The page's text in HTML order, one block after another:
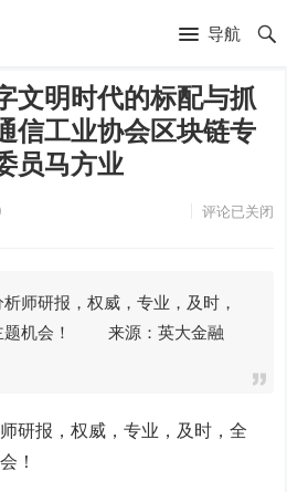
导航
文明时代的标配与抓
工业协会区块链专
员马方业
评论已关闭
研报，权威，专业，及时，
题机会！ 来源：英大金融
报，权威，专业，及时，全
！